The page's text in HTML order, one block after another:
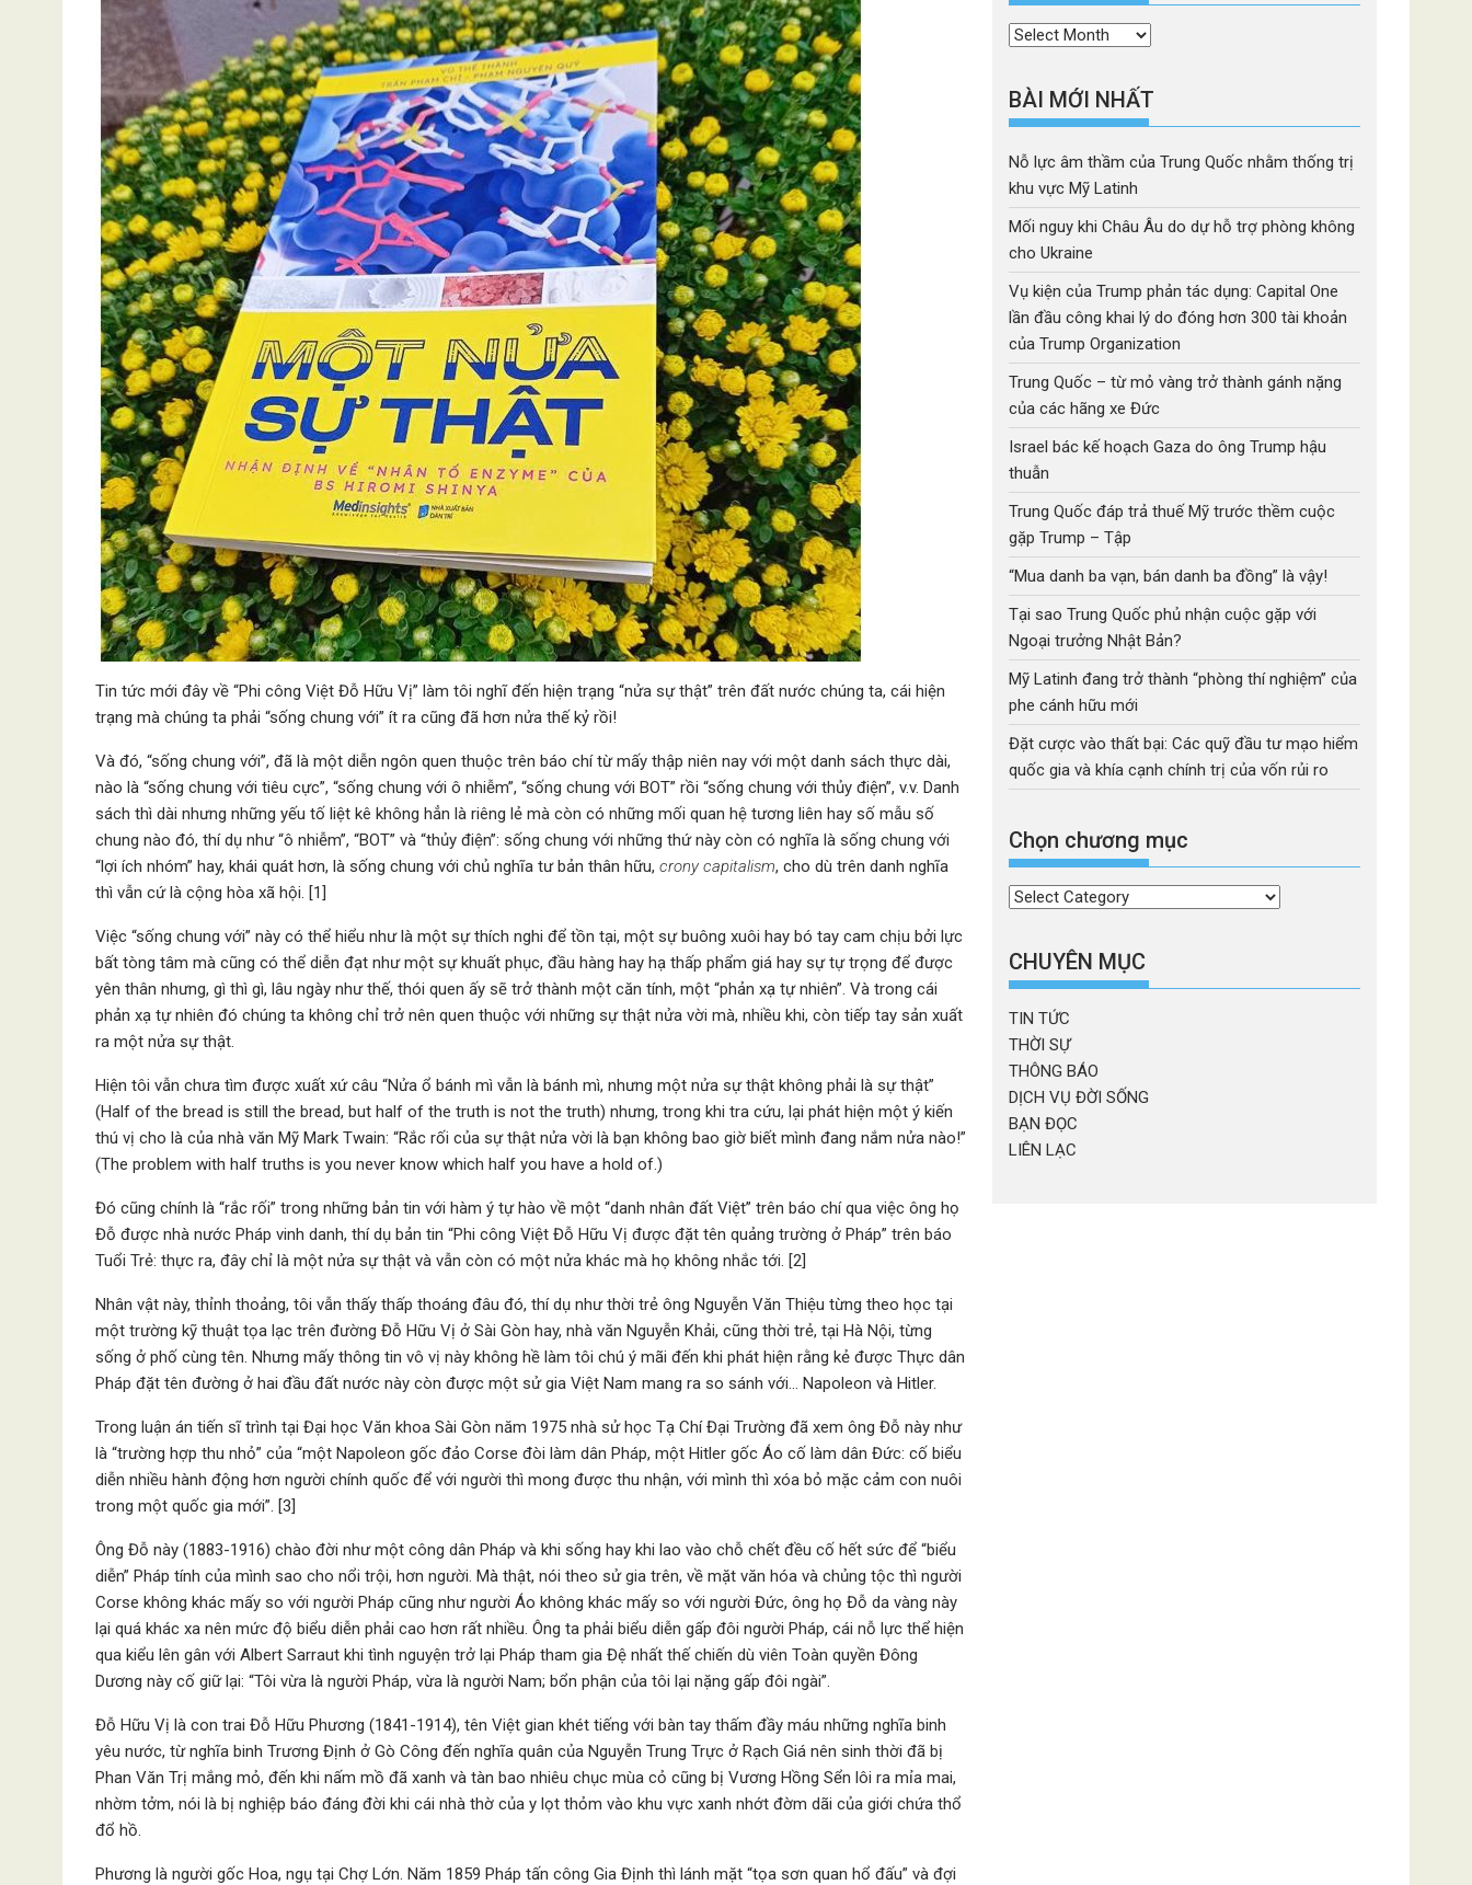
Tin tức mới đây về “Phi công Việt Đỗ Hữu Vị” làm tôi nghĩ đến hiện trạng “nửa sự thật” trên đất nước chúng ta, cái hiện
trạng mà chúng ta phải “sống chung với” ít ra cũng đã hơn nửa thế kỷ rồi!
Và đó, “sống chung với”, đã là một diễn ngôn quen thuộc trên báo chí từ mấy thập niên nay với một danh sách thực dài,
nào là “sống chung với tiêu cực”, “sống chung với ô nhiễm”, “sống chung với BOT” rồi “sống chung với thủy điện”, v.v. Danh
sách thì dài nhưng những yếu tố liệt kê không hẳn là riêng lẻ mà còn có những mối quan hệ tương liên hay số mẫu số
chung nào đó, thí dụ như “ô nhiễm”, “BOT” và “thủy điện”: sống chung với những thứ này còn có nghĩa là sống chung với
“lợi ích nhóm” hay, khái quát hơn, là sống chung với chủ nghĩa tư bản thân hữu, crony capitalism, cho dù trên danh nghĩa
thì vẫn cứ là cộng hòa xã hội. [1]
Việc “sống chung với” này có thể hiểu như là một sự thích nghi để tồn tại, một sự buông xuôi hay bó tay cam chịu bởi lực
bất tòng tâm mà cũng có thể diễn đạt như một sự khuất phục, đầu hàng hay hạ thấp phẩm giá hay sự tự trọng để được
yên thân nhưng, gì thì gì, lâu ngày như thế, thói quen ấy sẽ trở thành một căn tính, một “phản xạ tự nhiên”. Và trong cái
phản xạ tự nhiên đó chúng ta không chỉ trở nên quen thuộc với những sự thật nửa vời mà, nhiều khi, còn tiếp tay sản xuất
ra một nửa sự thật.
Hiện tôi vẫn chưa tìm được xuất xứ câu “Nửa ổ bánh mì vẫn là bánh mì, nhưng một nửa sự thật không phải là sự thật”
(Half of the bread is still the bread, but half of the truth is not the truth) nhưng, trong khi tra cứu, lại phát hiện một ý kiến
thú vị cho là của nhà văn Mỹ Mark Twain: “Rắc rối của sự thật nửa vời là bạn không bao giờ biết mình đang nắm nửa nào!”
(The problem with half truths is you never know which half you have a hold of.)
Đó cũng chính là “rắc rối” trong những bản tin với hàm ý tự hào về một “danh nhân đất Việt” trên báo chí qua việc ông họ
Đỗ được nhà nước Pháp vinh danh, thí dụ bản tin “Phi công Việt Đỗ Hữu Vị được đặt tên quảng trường ở Pháp” trên báo
Tuổi Trẻ: thực ra, đây chỉ là một nửa sự thật và vẫn còn có một nửa khác mà họ không nhắc tới. [2]
Nhân vật này, thỉnh thoảng, tôi vẫn thấy thấp thoáng đâu đó, thí dụ như thời trẻ ông Nguyễn Văn Thiệu từng theo học tại
một trường kỹ thuật tọa lạc trên đường Đỗ Hữu Vị ở Sài Gòn hay, nhà văn Nguyễn Khải, cũng thời trẻ, tại Hà Nội, từng
sống ở phố cùng tên. Nhưng mấy thông tin vô vị này không hề làm tôi chú ý mãi đến khi phát hiện rằng kẻ được Thực dân
Pháp đặt tên đường ở hai đầu đất nước này còn được một sử gia Việt Nam mang ra so sánh với… Napoleon và Hitler.
Trong luận án tiến sĩ trình tại Đại học Văn khoa Sài Gòn năm 1975 nhà sử học Tạ Chí Đại Trường đã xem ông Đỗ này như
là “trường hợp thu nhỏ” của “một Napoleon gốc đảo Corse đòi làm dân Pháp, một Hitler gốc Áo cố làm dân Đức: cố biểu
diễn nhiều hành động hơn người chính quốc để với người thì mong được thu nhận, với mình thì xóa bỏ mặc cảm con nuôi
trong một quốc gia mới”. [3]
Ông Đỗ này (1883-1916) chào đời như một công dân Pháp và khi sống hay khi lao vào chỗ chết đều cố hết sức để “biểu
diễn” Pháp tính của mình sao cho nổi trội, hơn người. Mà thật, nói theo sử gia trên, về mặt văn hóa và chủng tộc thì người
Corse không khác mấy so với người Pháp cũng như người Áo không khác mấy so với người Đức, ông họ Đỗ da vàng này
lại quá khác xa nên mức độ biểu diễn phải cao hơn rất nhiều. Ông ta phải biểu diễn gấp đôi người Pháp, cái nỗ lực thể hiện
qua kiểu lên gân với Albert Sarraut khi tình nguyện trở lại Pháp tham gia Đệ nhất thế chiến dù viên Toàn quyền Đông
Dương này cố giữ lại: “Tôi vừa là người Pháp, vừa là người Nam; bổn phận của tôi lại nặng gấp đôi ngài”.
Đỗ Hữu Vị là con trai Đỗ Hữu Phương (1841-1914), tên Việt gian khét tiếng với bàn tay thấm đầy máu những nghĩa binh
yêu nước, từ nghĩa binh Trương Định ở Gò Công đến nghĩa quân của Nguyễn Trung Trực ở Rạch Giá nên sinh thời đã bị
Phan Văn Trị mắng mỏ, đến khi nấm mồ đã xanh và tàn bao nhiêu chục mùa cỏ cũng bị Vương Hồng Sển lôi ra mỉa mai,
nhờm tởm, nói là bị nghiệp báo đáng đời khi cái nhà thờ của y lọt thỏm vào khu vực xanh nhớt đờm dãi của giới chứa thổ
đổ hồ.
Phương là người gốc Hoa, ngụ tại Chợ Lớn. Năm 1859 Pháp tấn công Gia Định thì lánh mặt “tọa sơn quan hổ đấu” và đợi
Thời
BÀI MỚI NHẤT
Nỗ lực âm thầm của Trung Quốc nhằm thống trị
khu vực Mỹ Latinh
Mối nguy khi Châu Âu do dự hỗ trợ phòng không
cho Ukraine
Vụ kiện của Trump phản tác dụng: Capital One
lần đầu công khai lý do đóng hơn 300 tài khoản
của Trump Organization
Trung Quốc – từ mỏ vàng trở thành gánh nặng
của các hãng xe Đức
Israel bác kế hoạch Gaza do ông Trump hậu
thuẫn
Trung Quốc đáp trả thuế Mỹ trước thềm cuộc
gặp Trump – Tập
“Mua danh ba vạn, bán danh ba đồng” là vậy!
Tại sao Trung Quốc phủ nhận cuộc gặp với
Ngoại trưởng Nhật Bản?
Mỹ Latinh đang trở thành “phòng thí nghiệm” của
phe cánh hữu mới
Đặt cược vào thất bại: Các quỹ đầu tư mạo hiểm
quốc gia và khía cạnh chính trị của vốn rủi ro
Chọn chương mục
Chọn
mục
CHUYÊN MỤC
TIN TỨC
THỜI SỰ
THÔNG BÁO
DỊCH VỤ ĐỜI SỐNG
BẠN ĐỌC
LIÊN LẠC